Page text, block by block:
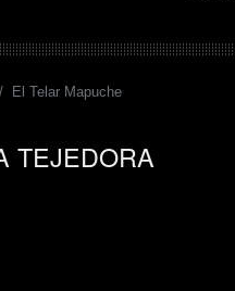
El Telar Mapuche
TEJEDORA